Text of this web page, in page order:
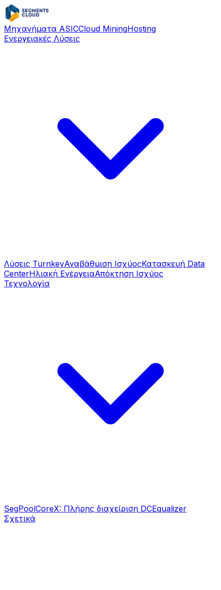
Μηχανήματα ASICCloud MiningHosting
Ενεργειακές Λύσεις
Λύσεις TurnkeyΑναβάθμιση ΙσχύοςΚατασκευή Data
CenterΗλιακή ΕνέργειαΑπόκτηση Ισχύος
Τεχνολογία
SegPoolCoreX: Πλήρης διαχείριση DCEqualizer
Σχετικά